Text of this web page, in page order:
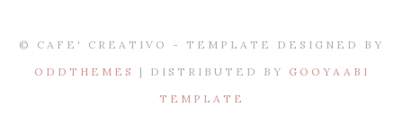
© CAFE' CREATIVO - TEMPLATE DESIGNED BY
ODDTHEMES
| DISTRIBUTED BY GOOYAABI
TEMPLATE